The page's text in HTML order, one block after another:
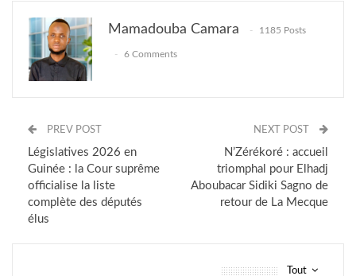
Mamadouba Camara 1185 Posts
6 Comments
PREV POST
Législatives 2026 en
Guinée : la Cour suprême
officialise la liste
complète des députés
élus
NEXT POST
N’Zérékoré : accueil
triomphal pour Elhadj
Aboubacar Sidiki Sagno de
retour de La Mecque
Tout